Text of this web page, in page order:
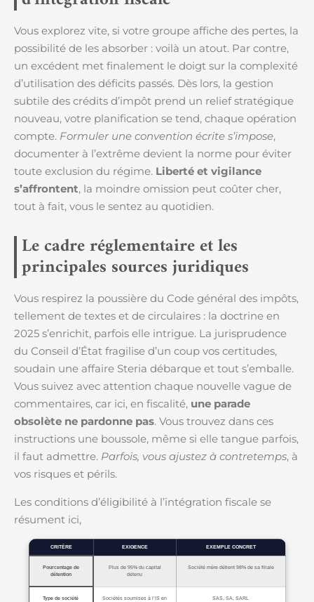
Vous explorez vite, si votre groupe affiche des pertes, la
possibilité de les absorber : voilà un atout. Par contre,
un excédent met finalement le doigt sur la complexité
d’utilisation des déficits passés. Dès lors, la gestion
subtile des crédits d’impôt prend un relief stratégique
nouveau, votre planification se tend, chaque opération
compte. Formuler une convention écrite s’impose,
documenter à l’extrême devient la norme pour éviter
toute exclusion du régime. Liberté et vigilance
s’affrontent, la moindre omission peut coûter cher,
tout à fait, vous le sentez au quotidien.
Le cadre réglementaire et les
principales sources juridiques
Vous respirez la poussière du Code général des impôts,
tellement de textes et de circulaires : la doctrine en
2025 s’enrichit, parfois elle intrigue. La jurisprudence
du Conseil d’État fragilise d’un coup vos certitudes,
soudain une affaire Steria débarque et tout s’emballe.
Vous suivez avec attention chaque nouvelle vague de
commentaires, car ici, en fiscalité, une parade
obsolète ne pardonne pas. Vous trouvez dans ces
instructions une boussole, même si elle tangue parfois,
il faut admettre. Parfois, vous ajustez à contretemps, à
vos risques et périls.
Les conditions d’éligibilité à l’intégration fiscale se
résument ici,
CRITÈRE EXIGENCE EXEMPLE CONCRET
Pourcentage de
détention
Plus de 95% du capital
détenu
Société mère détient 98% de sa filiale
Type de société
Sociétés soumises à l’IS en
SAS, SA, SARL